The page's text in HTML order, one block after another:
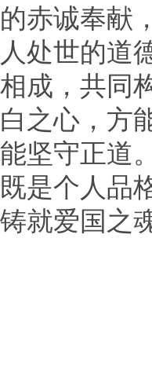
的赤诚奉献
人处世的道
相成，共同
白之心，方
能坚守正道
既是个人品
铸就爱国之